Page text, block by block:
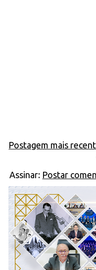
Postagem mais
Assinar: Postar